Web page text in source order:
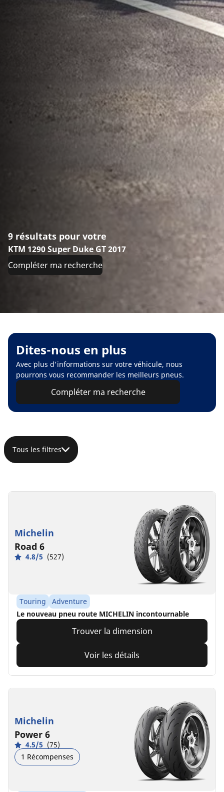
9 résultats pour votre
KTM 1290 Super Duke GT 2017
Compléter ma recherche
Dites-nous en plus
Avec plus d'informations sur votre véhicule, nous
pourrons vous recommander les meilleurs pneus.
Compléter ma recherche
Tous les filtres
Michelin
Road 6
4.8/5 (527)
Touring
Adventure
Le nouveau pneu route MICHELIN incontournable​
Trouver la dimension
Voir les détails
Michelin
Power 6
4.5/5 (75)
1 Récompenses